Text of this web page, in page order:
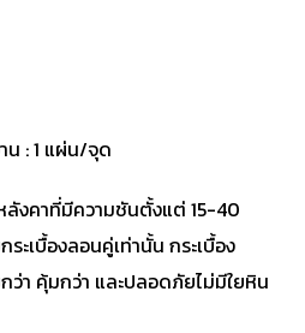
น : 1 แผ่น/จุด
งคาที่มีความชันตั้งแต่ 15-40
ะเบื้องลอนคู่เท่านั้น กระเบื้อง
า คุ้มกว่า และปลอดภัยไม่มีใยหิน